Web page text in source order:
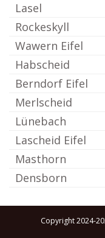
Lasel
Rockeskyll
Wawern Eifel
Habscheid
Berndorf Eifel
Merlscheid
Lünebach
Lascheid Eifel
Masthorn
Densborn
Copyright 2024-